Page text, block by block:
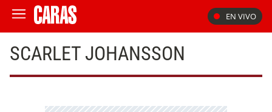
EN VIVO
SCARLET JOHANSSON